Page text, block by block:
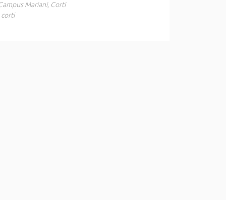
Mariani, Corti
, corti